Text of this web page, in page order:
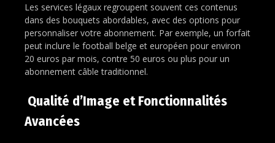
Les services légaux regroupent souvent ces contenus
dans des bouquets abordables, avec des options pour
personnaliser votre abonnement. Par exemple, un forfait
peut inclure le football belge et européen pour environ
20 euros par mois, contre 50 euros ou plus pour un
abonnement câble traditionnel.
Qualité d’Image et Fonctionnalités
Avancées